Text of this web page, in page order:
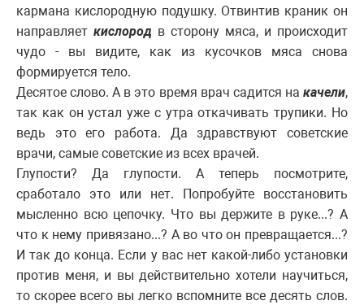
кармана кислородную подушку. Отвинтив краник он
направляет кислород в сторону мяса, и происходит
чудо - вы видите, как из кусочков мяса снова
формируется тело.
Десятое слово. А в это время врач садится на качели,
так как он устал уже с утра откачивать трупики. Но
ведь это его работа. Да здравствуют советские
врачи, самые советские из всех врачей.
Глупости? Да глупости. А теперь посмотрите,
сработало это или нет. Попробуйте восстановить
мысленно всю цепочку. Что вы держите в руке...? А
что к нему привязано...? А во что он превращается...?
И так до конца. Если у вас нет какой-либо установки
против меня, и вы действительно хотели научиться,
то скорее всего вы легко вспомните все десять слов.